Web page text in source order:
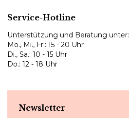
Service-Hotline
Unterstützung und Beratung unter:
Mo., Mi., Fr.: 15 - 20 Uhr
Di., Sa.: 10 - 15 Uhr
Do.: 12 - 18 Uhr
Newsletter